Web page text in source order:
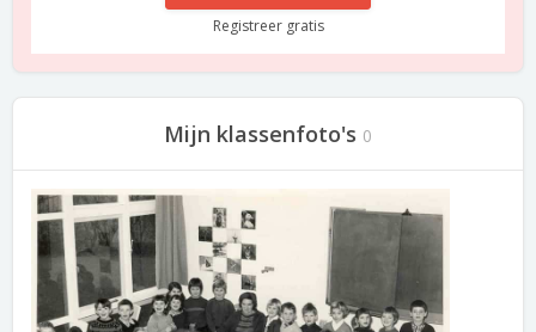
Registreer gratis
Mijn klassenfoto's 0